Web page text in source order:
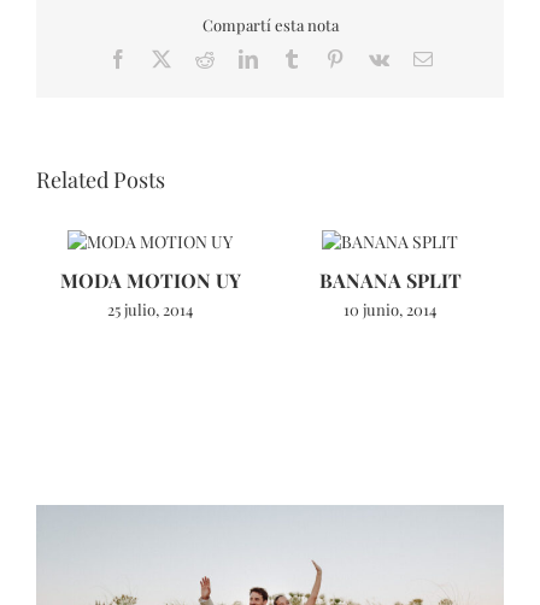
Compartí esta nota
Facebook RedditLinkedInTumblr Pinterest
Vk Email
Related Posts
MODA MOTION UY
25 julio, 2014
BANANA SPLIT
10 junio, 2014